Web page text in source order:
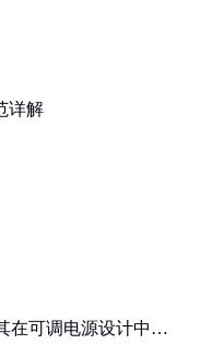
详解
在可调电源设计中的